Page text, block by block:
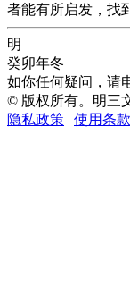
者能有所启发，找
明
癸卯年冬
如你任何疑问，请
© 版权所有。明三
隐私政策 | 使用条款